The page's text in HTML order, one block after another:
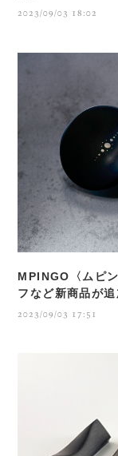
2023/09/03 18:02
MPINGO〈ムピ
フなど新商品が追
2023/09/03 17:51